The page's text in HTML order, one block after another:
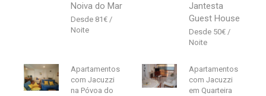
Noiva do Mar
81€
Jantesta
Guest House
50€
Apartamentos
com Jacuzzi
na Póvoa do
Apartamentos
com Jacuzzi
em Quarteira